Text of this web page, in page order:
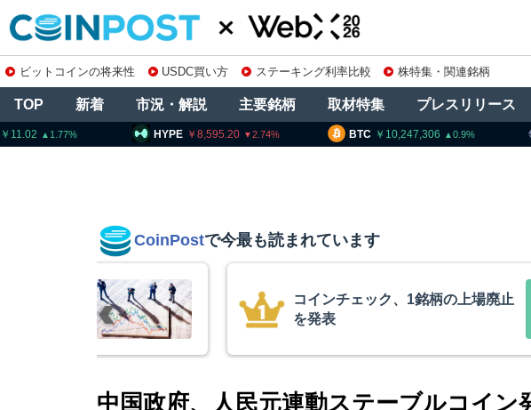
ビットコインの将来性 USDC買い方 ステーキング利率比較 株特集・関連銘柄
TOP 新着 市況・解説 主要銘柄 取材特集 プレスリリース
BTC 10,247,306 ETH 302,578.0
HYPE 8,595.20
CoinPostで今最も読まれています
暗号資産交換業者に出庫制限強化を
要請、詐欺被害防止へ 金融庁と警
中国政府、人民元連動ステーブルコイ